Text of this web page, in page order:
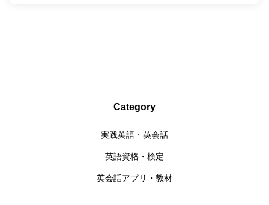
Category
実践英語・英会話
英語資格・検定
英会話アプリ・教材